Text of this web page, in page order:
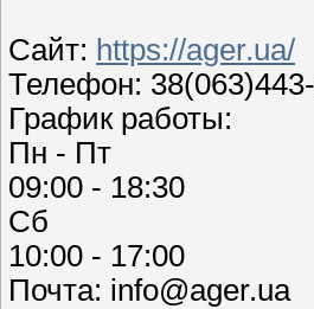
Сайт: https://ager.ua/
Телефон:
График работы:
Пн - Пт
09:00 - 18:30
Сб
10:00 - 17:00
Почта: info@ager.ua